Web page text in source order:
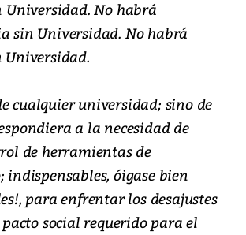
Universidad. No habrá
sin Universidad. No habrá
Universidad.
cualquier universidad; sino de
a la necesidad de
de herramientas de
indispensables, óigase bien
para enfrentar los desajustes
social requerido para el